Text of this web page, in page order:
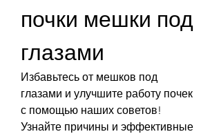
почки мешки под
глазами
Избавьтесь от мешков под
глазами и улучшите работу почек
с помощью наших советов!
Узнайте причины и эффективные